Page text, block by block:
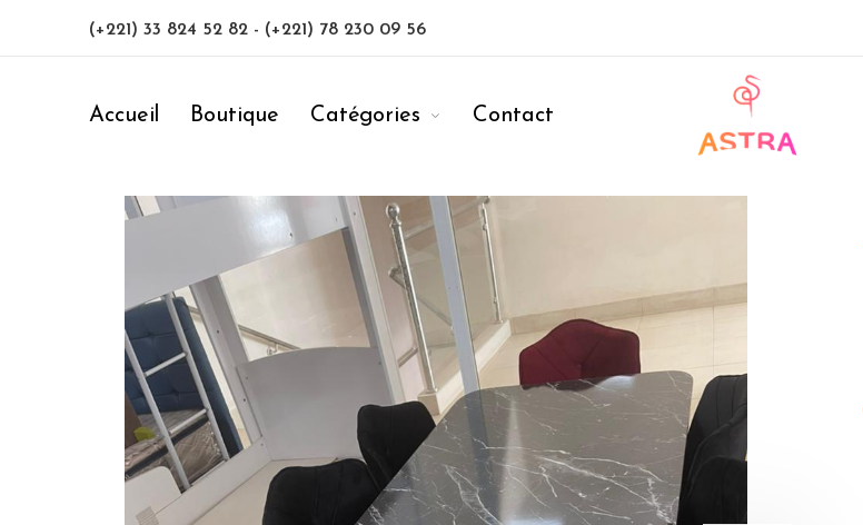
(+221) 33 824 52 82 - (+221) 78 230 09 56
Accueil Boutique Catégories Contact